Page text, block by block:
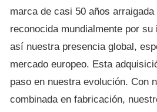
marca de casi 50 años
reconocida mundialmente por
así nuestra presencia global,
mercado europeo. Esta
paso en nuestra evolución. Con
combinada en fabricación,